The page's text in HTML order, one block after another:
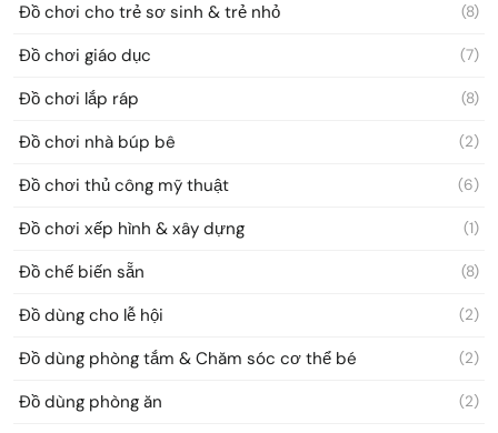
Đồ chơi cho trẻ sơ sinh & trẻ nhỏ (8)
Đồ chơi giáo dục (7)
Đồ chơi lắp ráp (8)
Đồ chơi nhà búp bê (2)
Đồ chơi thủ công mỹ thuật (6)
Đồ chơi xếp hình & xây dựng (1)
Đồ chế biến sẵn (8)
Đồ dùng cho lễ hội (2)
Đồ dùng phòng tắm & Chăm sóc cơ thể bé (2)
Đồ dùng phòng ăn (2)